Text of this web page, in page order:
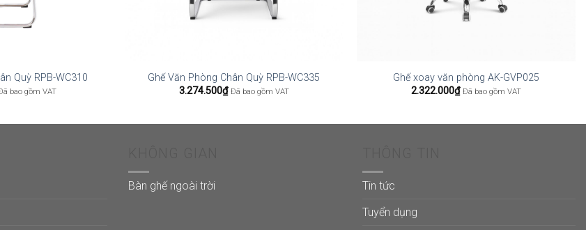
Quỳ RPB-WC310
bao gồm VAT
Ghế Văn Phòng Chân Quỳ RPB-WC335
3.274.500₫ Đã bao gồm VAT
Ghế xoay văn phòng AK-GVP025
2.322.000₫ Đã bao gồm VAT
Bàn ghế ngoài trời
Tin tức
Tuyển dụng